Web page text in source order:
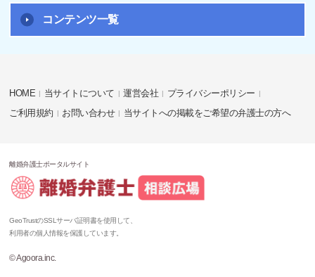
コンテンツ一覧
HOME 当サイトについて 運営会社
プライバシーポリシー
ご利用規約
お問い合わせ 当サイトへの掲載をご希望の弁護士の方へ
離婚弁護士ポータルサイト
GeoTrustのSSLサーバ証明書を使用して、
利用者の個人情報を保護しています。
© Agoora.inc.